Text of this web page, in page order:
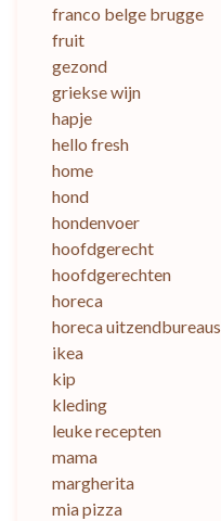
franco belge brugge
fruit
gezond
griekse wijn
hapje
hello fresh
home
hond
hondenvoer
hoofdgerecht
hoofdgerechten
horeca
horeca uitzendbureaus
ikea
kip
kleding
leuke recepten
mama
margherita
mia pizza